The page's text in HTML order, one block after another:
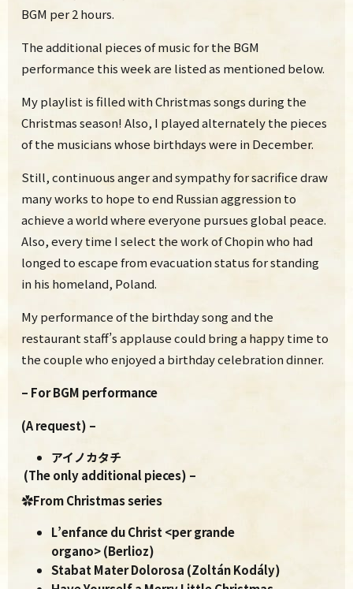
BGM per 2 hours.
The additional pieces of music for the BGM
performance this week are listed as mentioned below.
My playlist is filled with Christmas songs during the
Christmas season! Also, I played alternately the pieces
of the musicians whose birthdays were in December.
Still, continuous anger and sympathy for sacrifice draw
many works to hope to end Russian aggression to
achieve a world where everyone pursues global peace.
Also, every time I select the work of Chopin who had
longed to escape from evacuation status for standing
in his homeland, Poland.
My performance of the birthday song and the
restaurant staff’s applause could bring a happy time to
the couple who enjoyed a birthday celebration dinner.
– For BGM performance
(A request) –
アイノカタチ
(The only additional pieces) –
✿From Christmas series
L’enfance du Christ <per grande
organo> (Berlioz)
Stabat Mater Dolorosa (Zoltán Kodály)